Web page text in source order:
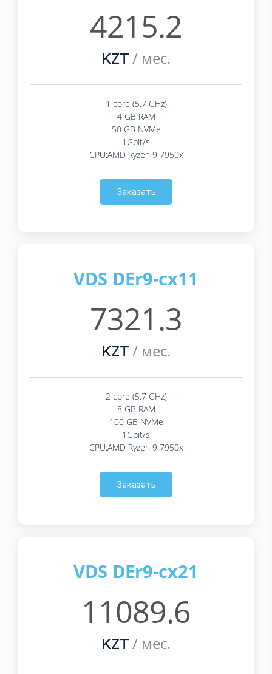
4215.2
KZT / мес.
1 core (5.7 GHz)
4 GB RAM
50 GB NVMe
1Gbit/s
CPU:AMD Ryzen 9 7950x
Заказать
VDS DEr9-cx11
7321.3
KZT / мес.
2 core (5.7 GHz)
8 GB RAM
100 GB NVMe
1Gbit/s
CPU:AMD Ryzen 9 7950x
Заказать
VDS DEr9-cx21
11089.6
KZT / мес.